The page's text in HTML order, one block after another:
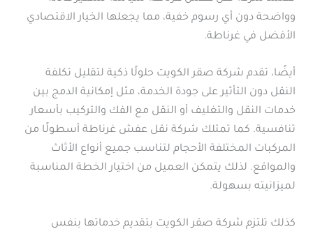
وواضحة دون أي رسوم خفية، مما يجعلها الخيار الاقتصادي
الأفضل في غرناطة.
أيضًا، تقدم شركة صقر الكويت حلولًا ذكية لتقليل تكلفة
النقل دون التأثير على جودة الخدمة، مثل إمكانية الدمج بين
خدمات النقل والتغليف أو النقل مع الفك والتركيب بأسعار
تنافسية. كما تمتلك شركة نقل عفش غرناطة أسطولًا من
المركبات المختلفة الأحجام لتناسب جميع أنواع الأثاث
والمواقع. لذلك يتمكن العميل من اختيار الخطة المناسبة
لميزانيته بسهولة.
كذلك تلتزم شركة صقر الكويت بتقديم خدماتها بنفس